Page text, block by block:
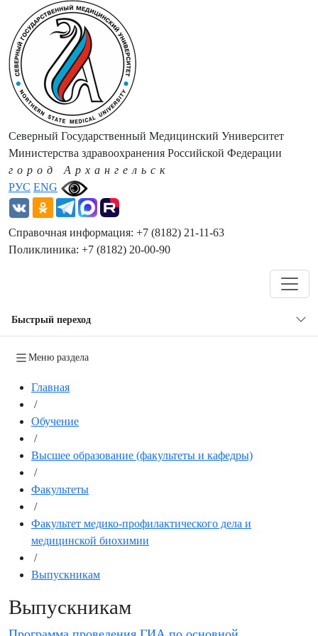
РУС ENG
Северный Государственный Медицинский Университет
Министерства здравоохранения Российской Федерации
город Архангельск
Справочная информация: +7 (8182) 21-11-63
Поликлиника: +7 (8182) 20-00-90
Быстрый переход
Меню раздела
Главная
/
Обучение
/
Высшее образование (факультеты и кафедры)
/
Факультеты
/
Факультет медико-профилактического дела и
медицинской биохимии
/
Выпускникам
Выпускникам